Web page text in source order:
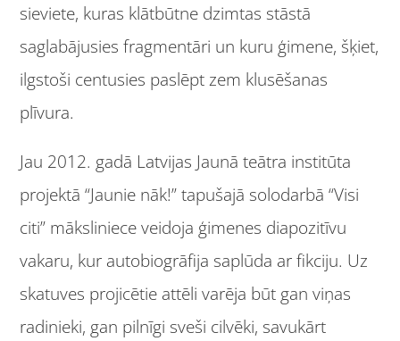
sieviete, kuras klātbūtne dzimtas stāstā
saglabājusies fragmentāri un kuru ģimene, šķiet,
ilgstoši centusies paslēpt zem klusēšanas
plīvura.
Jau 2012. gadā Latvijas Jaunā teātra institūta
projektā “Jaunie nāk!” tapušajā solodarbā “Visi
citi” māksliniece veidoja ģimenes diapozitīvu
vakaru, kur autobiogrāfija saplūda ar fikciju. Uz
skatuves projicētie attēli varēja būt gan viņas
radinieki, gan pilnīgi sveši cilvēki, savukārt